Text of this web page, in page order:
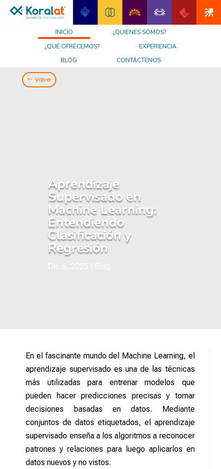
INICIO
¿QUIENES SOMOS?
¿QUÉ OFRECEMOS?
EXPERIENCIA
BLOG
CONTÁCTENOS
Volver
Aprendizaje
Supervisado en
Machine Learning:
Entendiendo
Clasificación y
Regresión
En el fascinante mundo del Machine Learning, el
aprendizaje supervisado es una de las técnicas
más utilizadas para entrenar modelos que
pueden hacer predicciones precisas y tomar
decisiones basadas en datos. Mediante
conjuntos de datos etiquetados, el aprendizaje
supervisado enseña a los algoritmos a reconocer
patrones y relaciones para luego aplicarlos en
datos nuevos y no vistos.